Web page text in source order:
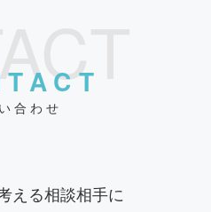
合わせ
える相談相手に